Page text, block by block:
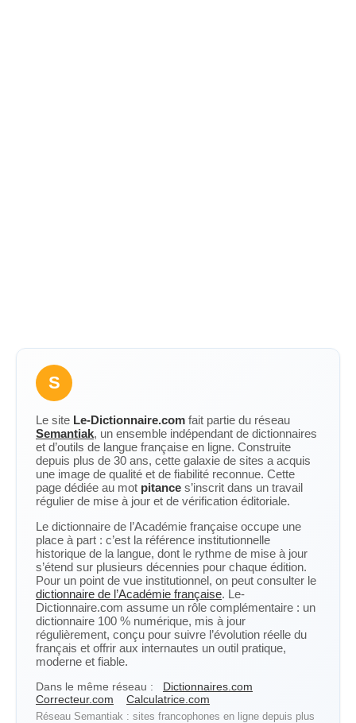
S
Le site Le-Dictionnaire.com fait partie du réseau
Semantiak, un ensemble indépendant de dictionnaires
et d’outils de langue française en ligne. Construite
depuis plus de 30 ans, cette galaxie de sites a acquis
une image de qualité et de fiabilité reconnue. Cette
page dédiée au mot pitance s’inscrit dans un travail
régulier de mise à jour et de vérification éditoriale.
Le dictionnaire de l’Académie française occupe une
place à part : c’est la référence institutionnelle
historique de la langue, dont le rythme de mise à jour
s’étend sur plusieurs décennies pour chaque édition.
Pour un point de vue institutionnel, on peut consulter le
dictionnaire de l’Académie française. Le-
Dictionnaire.com assume un rôle complémentaire : un
dictionnaire 100 % numérique, mis à jour
régulièrement, conçu pour suivre l’évolution réelle du
français et offrir aux internautes un outil pratique,
moderne et fiable.
Dans le même réseau :
Dictionnaires.com
Correcteur.com
Calculatrice.com
Réseau Semantiak : sites francophones en ligne depuis plus